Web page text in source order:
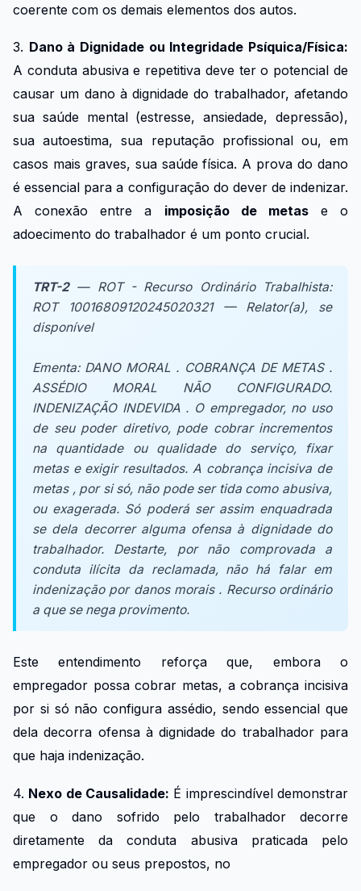
coerente com os demais elementos dos autos.
3. Dano à Dignidade ou Integridade Psíquica/Física:
A conduta abusiva e repetitiva deve ter o potencial de
causar um dano à dignidade do trabalhador, afetando
sua saúde mental (estresse, ansiedade, depressão),
sua autoestima, sua reputação profissional ou, em
casos mais graves, sua saúde física. A prova do dano
é essencial para a configuração do dever de indenizar.
A conexão entre a imposição de metase o
adoecimento do trabalhador é um ponto crucial.
TRT-2— ROT - Recurso Ordinário Trabalhista:
ROT 10016809120245020321 — Relator(a), se
disponível
Ementa:DANO MORAL . COBRANÇA DE METAS .
ASSÉDIO MORAL NÃO CONFIGURADO.
INDENIZAÇÃO INDEVIDA . O empregador, no uso
de seu poder diretivo, pode cobrar incrementos
na quantidade ou qualidade do serviço, fixar
metas e exigir resultados. A cobrança incisiva de
metas , por si só, não pode ser tida como abusiva,
ou exagerada. Só poderá ser assim enquadrada
se dela decorrer alguma ofensa à dignidade do
trabalhador. Destarte, por não comprovada a
conduta ilícita da reclamada, não há falar em
indenização por danos morais . Recurso ordinário
a que se nega provimento.
Este entendimento reforça que, embora o
empregador possa cobrar metas, a cobrança incisiva
por si só não configura assédio, sendo essencial que
dela decorra ofensa à dignidade do trabalhador para
que haja indenização.
4. Nexo de Causalidade: É imprescindível demonstrar
que o dano sofrido pelo trabalhador decorre
diretamente da conduta abusiva praticada pelo
empregador ou seus prepostos, no